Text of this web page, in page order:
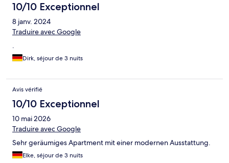
10/10 Exceptionnel
8 janv. 2024
Traduire avec Google
.
Dirk, séjour de 3 nuits
Avis vérifié
10/10 Exceptionnel
10 mai 2026
Traduire avec Google
Sehr geräumiges Apartment mit einer modernen Ausstattung.
Elke, séjour de 3 nuits